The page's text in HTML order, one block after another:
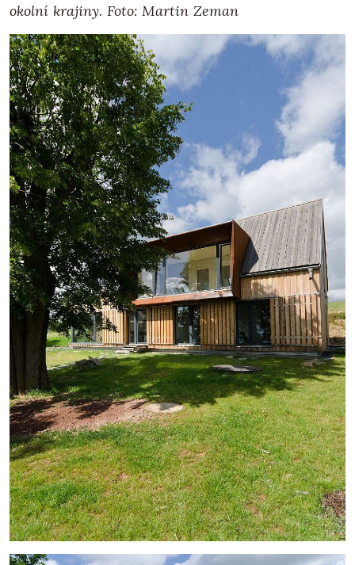
okolní krajiny. Foto: Martin Zeman